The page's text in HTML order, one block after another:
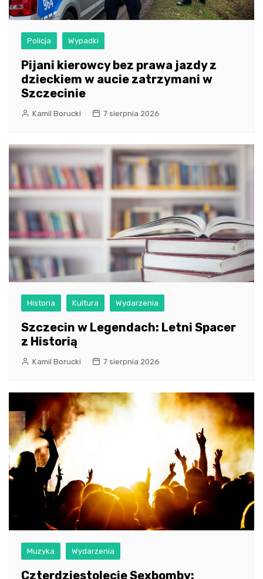
Policja Wypadki
Pijani kierowcy bez prawa jazdy z
dzieckiem w aucie zatrzymani w
Szczecinie
Kamil Borucki 7 sierpnia 2026
Historia Kultura Wydarzenia
Szczecin w Legendach: Letni Spacer
z Historią
Kamil Borucki 7 sierpnia 2026
Muzyka Wydarzenia
Czterdziestolecie Sexbomby: